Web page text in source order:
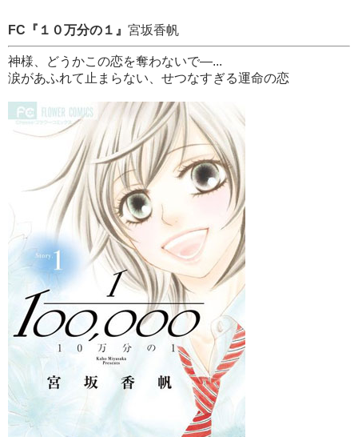
FC『１０万分の１』 宮坂香帆
神様、どうかこの恋を奪わないで―...
涙があふれて止まらない、せつなすぎる運命の恋